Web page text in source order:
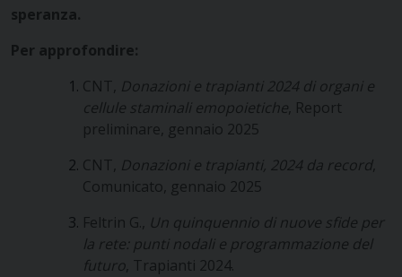
speranza.
Per approfondire:
CNT, Donazioni e trapianti 2024 di organi e
cellule staminali emopoietiche, Report
preliminare, gennaio 2025
CNT, Donazioni e trapianti, 2024 da record,
Comunicato, gennaio 2025
Feltrin G., Un quinquennio di nuove sfide per
la rete: punti nodali e programmazione del
futuro, Trapianti 2024.